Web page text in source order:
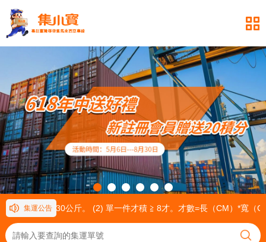
集運公告
一件重量≧ 30公斤。 (2) 單一件才積 ≧ 8才。才數=長（CM）*寬（